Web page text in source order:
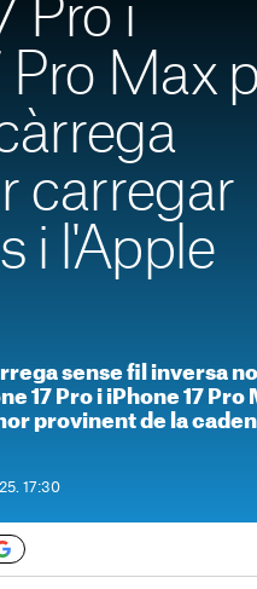
Pro i
Pro Max
carregar
i l'Apple
sense fil inversa
17 Pro i iPhone 17 Pro
provinent de la
17:30